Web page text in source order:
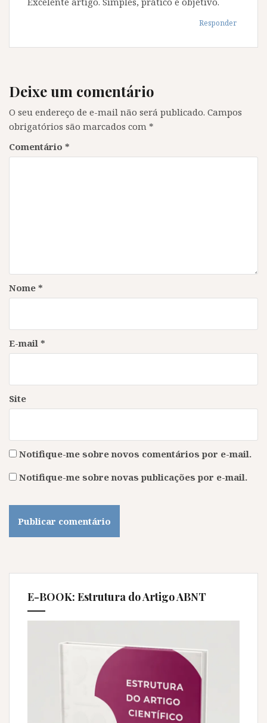
Responder
Deixe um comentário
O seu endereço de e-mail não será publicado. Campos
obrigatórios são marcados com *
Comentário *
Nome *
E-mail *
Site
Notifique-me sobre novos comentários por e-mail.
Notifique-me sobre novas publicações por e-mail.
E-BOOK: Estrutura do Artigo ABNT